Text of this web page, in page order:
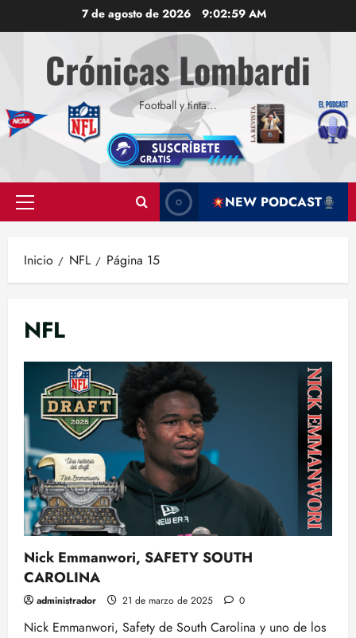
al
contenido
7 de agosto de 2026 9:03:00 AM
Crónicas Lombardi
Football y tinta…
Menú
NEW PODCAST
Inicio NFL Página 15
NFL
Nick Emmanwori, SAFETY SOUTH
CAROLINA
administrador 21 de marzo de 2025 0
Nick Emmanwori, Safety de South Carolina y uno de los